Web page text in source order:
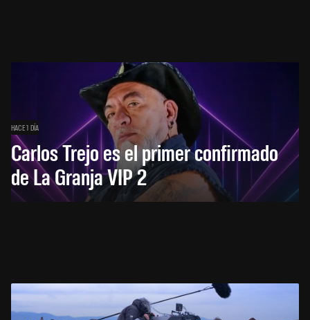
HACE 1 DÍA
Carlos Trejo es el primer confirmado
de La Granja VIP 2